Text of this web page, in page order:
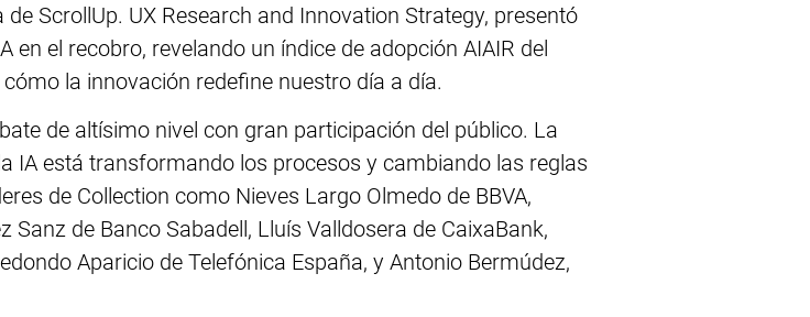
ScrollUp. UX Research and Innovation Strategy, presentó
el recobro, revelando un índice de adopción AIAIR del
la innovación redefine nuestro día a día.
de altísimo nivel con gran participación del público. La
IA está transformando los procesos y cambiando las reglas
de Collection como Nieves Largo Olmedo de BBVA,
de Banco Sabadell, Lluís Valldosera de CaixaBank,
Aparicio de Telefónica España, y Antonio Bermúdez,